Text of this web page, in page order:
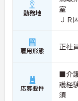
勤務地
室
ＪＲ
雇用形態 正社
応募要件
■介
護経
須